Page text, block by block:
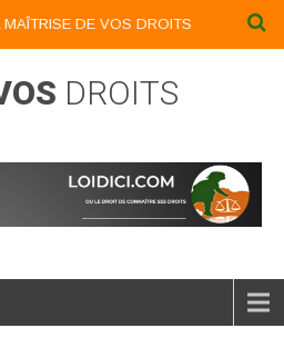
DE VOS DROITS : LOIDICI.BIZ
DROITS